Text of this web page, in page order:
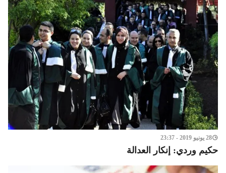
28 يونيو 2019 - 23:37
حكيم وردي: إنكار العدالة